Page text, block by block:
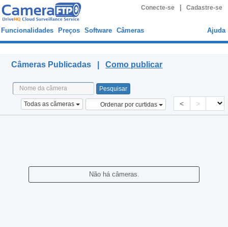
Conecte-se Cadastre-se
Funcionalidades Preços Software Câmeras Ajuda
Câmeras Publicadas |Como publicar
Todas as câmeras Ordenar por curtidas < >
Não há câmeras.